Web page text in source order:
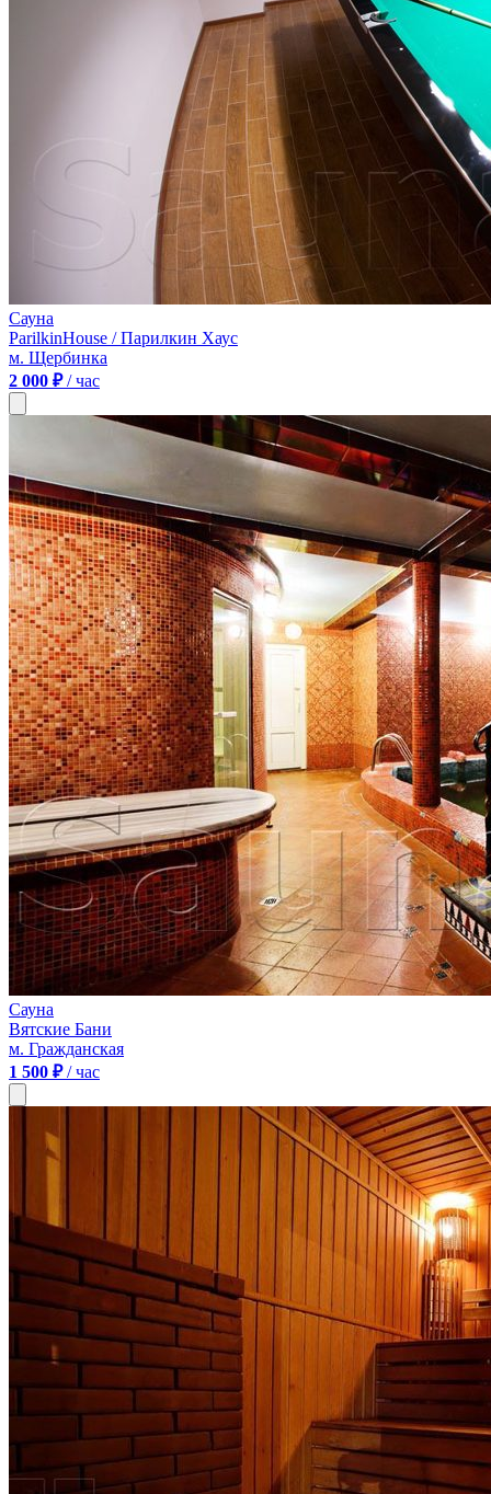
Сауна
ParilkinHouse / Парилкин Хаус
м. Щербинка
2 000 ₽/ час
Сауна
Вятские Бани
м. Гражданская
1 500 ₽/ час